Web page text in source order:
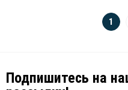
1
Подпишитесь на